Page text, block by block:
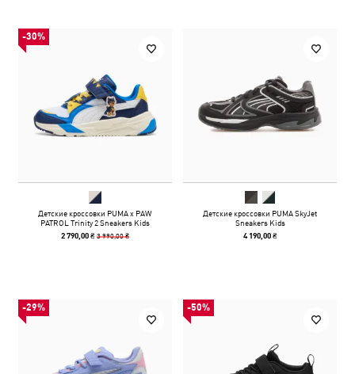
-30%
Детские кроссовки PUMA x PAW
PATROL Trinity 2 Sneakers Kids
2 790,00 ₴3 990,00 ₴
Детские кроссовки PUMA SkyJet
Sneakers Kids
4 190,00 ₴
-29% -50%